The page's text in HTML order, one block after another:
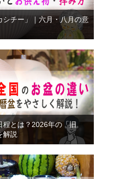
チー」｜六月・八月の意
程とは？2026年の「旧
解説